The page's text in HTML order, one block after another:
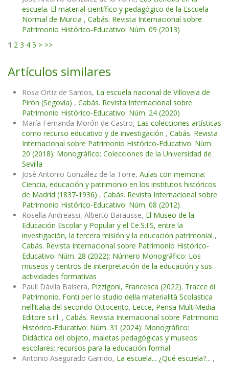
escuela. El material científico y pedagógico de la Escuela
Normal de Murcia , Cabás. Revista Internacional sobre
Patrimonio Histórico-Educativo: Núm. 09 (2013)
1 2 3 4 5 > >>
Artículos similares
Rosa Ortiz de Santos, La escuela nacional de Villovela de
Pirón (Segovia) , Cabás. Revista Internacional sobre
Patrimonio Histórico-Educativo: Núm. 24 (2020)
María Fernanda Morón de Castro, Las colecciones artísticas
como recurso educativo y de investigación , Cabás. Revista
Internacional sobre Patrimonio Histórico-Educativo: Núm.
20 (2018): Monográfico: Colecciones de la Universidad de
Sevilla
José Antonio González de la Torre, Aulas con memoria:
Ciencia, educación y patrimonio en los institutos históricos
de Madrid (1837-1936) , Cabás. Revista Internacional sobre
Patrimonio Histórico-Educativo: Núm. 08 (2012)
Rosella Andreassi, Alberto Barausse, El Museo de la
Educación Escolar y Popular y el Ce.S.I.S, entre la
investigación, la tercera misión y la educación patrimonial ,
Cabás. Revista Internacional sobre Patrimonio Histórico-
Educativo: Núm. 28 (2022): Número Monográfico: Los
museos y centros de interpretación de la educación y sus
actividades formativas
Paulí Dávila Balsera, Pizzigoni, Francesca (2022). Tracce di
Patrimonio. Fonti per lo studio della materialità Scolastica
nell’Italia del secondo Ottocento. Lecce, Pensa MultiMedia
Editore s.r.l. , Cabás. Revista Internacional sobre Patrimonio
Histórico-Educativo: Núm. 31 (2024): Monográfico:
Didáctica del objeto, maletas pedagógicas y museos
escolares: recursos para la educación formal
Antonio Asegurado Garrido, La escuela... ¿Qué escuela?... ,